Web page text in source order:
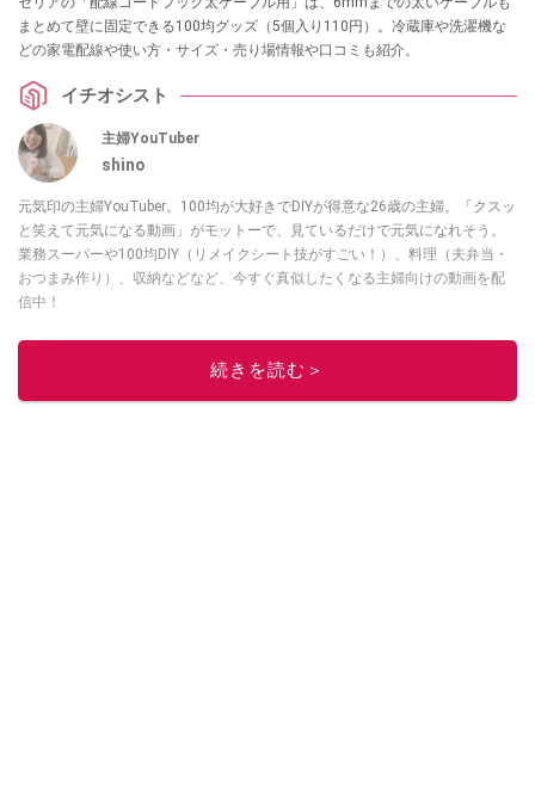
まとめて壁に固定できる100均グッズ（5個入り110円）。冷蔵庫や洗濯機な
どの家電配線や使い方・サイズ・売り場情報や口コミも紹介。
イチオシスト
主婦YouTuber
shino
元気印の主婦YouTuber。100均が大好きでDIYが得意な26歳の主婦。「クスッ
と笑えて元気になる動画」がモットーで、見ているだけで元気になれそう。
業務スーパーや100均DIY（リメイクシート技がすごい！）、料理（夫弁当・
おつまみ作り）、収納などなど、今すぐ真似したくなる主婦向けの動画を配
信中！
このイチオシストの他の記事を読む
続きを読む＞